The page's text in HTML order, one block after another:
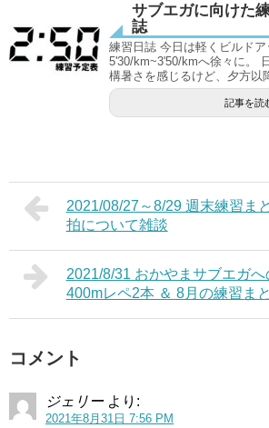
サブエガに向けた
誌
練習日誌 今日は軽くビルドア
5'30/km~3'50/kmへ徐々に。
構暑さを感じるけど、夕方以
記事を読
2021/08/27～8/29 週末練習ま
拍について雑談
2021/8/31 おかやまサブエガ
400mレペ2本 ＆ 8月の練習ま
コメント
ジェリー より:
2021年8月31日 7:56 PM